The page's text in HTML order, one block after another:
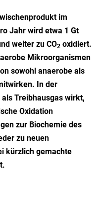
im
Jahr wird etwa 1 Gt
weiter zu CO2 oxidiert.
Mikroorganismen
sowohl anaerobe als
In der
Treibhausgas wirkt,
Oxidation
zur Biochemie des
zu neuen
kürzlich gemachte